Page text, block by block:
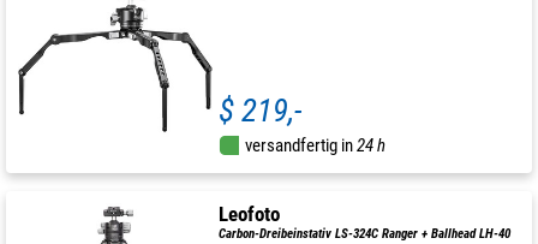
$ 219,-
versandfertig in24 h
Leofoto
Carbon-Dreibeinstativ LS-324C Ranger + Ballhead LH-40